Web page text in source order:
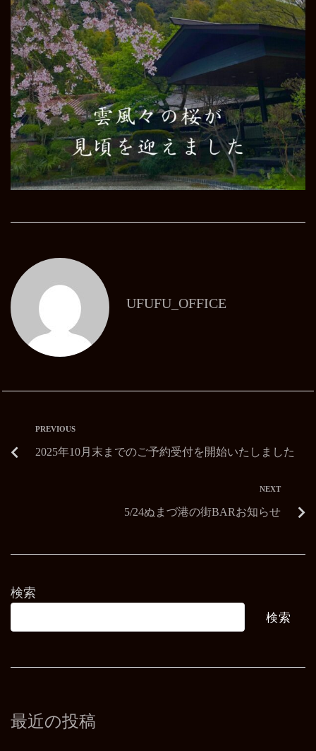
UFUFU_OFFICE
PREVIOUS
2025年10月末までのご予約受付を開始いたしました
NEXT
5/24ぬまづ港の街BARお知らせ
検索
検索
最近の投稿